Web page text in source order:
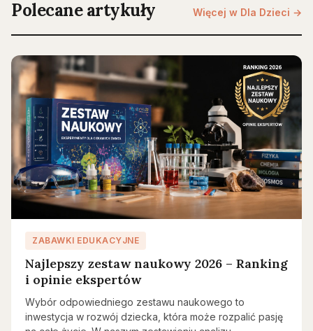
Polecane artykuły Więcej w Dla Dzieci →
ZABAWKI EDUKACYJNE
Najlepszy zestaw naukowy 2026 – Ranking
i opinie ekspertów
Wybór odpowiedniego zestawu naukowego to
inwestycja w rozwój dziecka, która może rozpalić pasję